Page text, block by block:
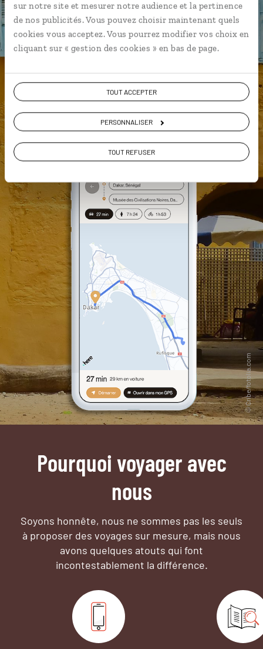
sur notre site et mesurer notre audience et la pertinence
de nos publicités. Vous pouvez choisir maintenant quels
cookies vous acceptez. Vous pourrez modifier vos choix en
cliquant sur « gestion des cookies » en bas de page.
TOUT ACCEPTER
PERSONNALISER
TOUT REFUSER
Les plus beaux parcs nationaux
géolocalisés
L'album souvenirs à composer
DÉCOUVRIR LUCIOLE
Pourquoi voyager avec
nous
Soyons honnête, nous ne sommes pas les seuls
à proposer des voyages sur mesure, mais nous
avons quelques atouts qui font
incontestablement la différence.